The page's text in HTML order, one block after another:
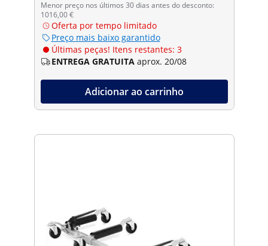
Menor preço nos últimos 30 dias antes do desconto:
1016,00 €
Oferta por tempo limitado
Preço mais baixo garantido
Últimas peças! Itens restantes: 3
ENTREGA GRATUITA aprox. 20/08
Adicionar ao carrinho